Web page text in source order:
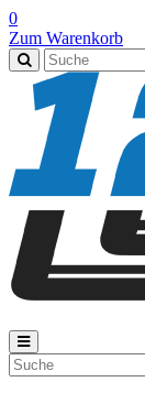
0
Zum Warenkorb